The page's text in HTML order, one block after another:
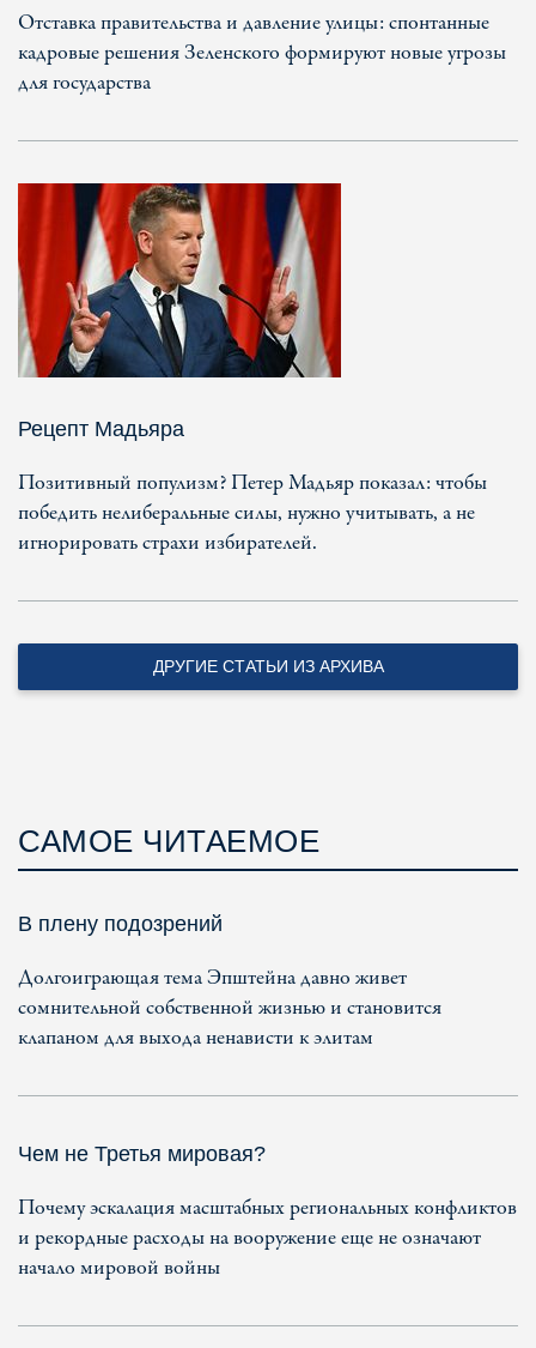
Отставка правительства и давление улицы: спонтанные
кадровые решения Зеленского формируют новые угрозы
для государства
Рецепт Мадьяра
Позитивный популизм? Петер Мадьяр показал: чтобы
победить нелиберальные силы, нужно учитывать, а не
игнорировать страхи избирателей.
ДРУГИЕ СТАТЬИ ИЗ АРХИВА
САМОЕ ЧИТАЕМОЕ
В плену подозрений
Долгоиграющая тема Эпштейна давно живет
сомнительной собственной жизнью и становится
клапаном для выхода ненависти к элитам
Чем не Третья мировая?
Почему эскалация масштабных региональных конфликтов
и рекордные расходы на вооружение еще не означают
начало мировой войны